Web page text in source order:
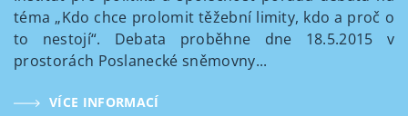
téma „Kdo chce prolomit těžební limity, kdo a proč o
to nestojí“. Debata proběhne dne 18.5.2015 v
prostorách Poslanecké sněmovny...
VÍCE INFORMACÍ